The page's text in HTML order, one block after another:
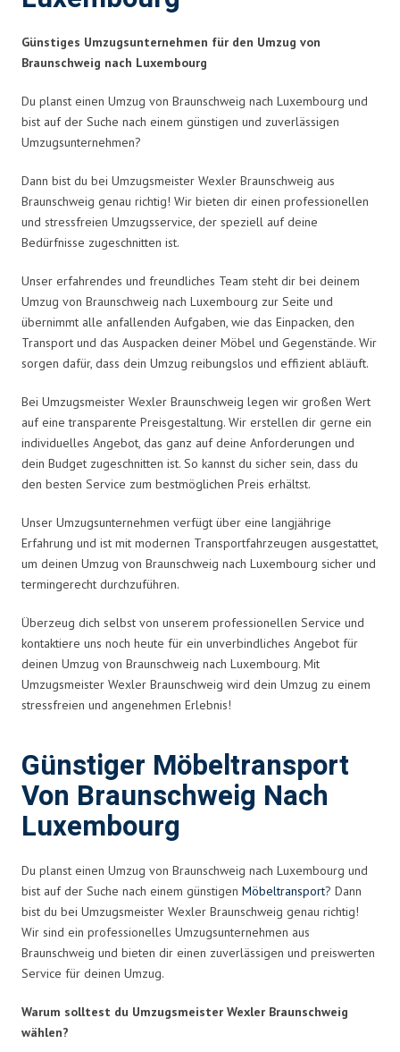
Günstiges Umzugsunternehmen für den Umzug von
Braunschweig nach Luxembourg
Du planst einen Umzug von Braunschweig nach Luxembourg und
bist auf der Suche nach einem günstigen und zuverlässigen
Umzugsunternehmen?
Dann bist du bei Umzugsmeister Wexler Braunschweig aus
Braunschweig genau richtig! Wir bieten dir einen professionellen
und stressfreien Umzugsservice, der speziell auf deine
Bedürfnisse zugeschnitten ist.
Unser erfahrendes und freundliches Team steht dir bei deinem
Umzug von Braunschweig nach Luxembourg zur Seite und
übernimmt alle anfallenden Aufgaben, wie das Einpacken, den
Transport und das Auspacken deiner Möbel und Gegenstände. Wir
sorgen dafür, dass dein Umzug reibungslos und effizient abläuft.
Bei Umzugsmeister Wexler Braunschweig legen wir großen Wert
auf eine transparente Preisgestaltung. Wir erstellen dir gerne ein
individuelles Angebot, das ganz auf deine Anforderungen und
dein Budget zugeschnitten ist. So kannst du sicher sein, dass du
den besten Service zum bestmöglichen Preis erhältst.
Unser Umzugsunternehmen verfügt über eine langjährige
Erfahrung und ist mit modernen Transportfahrzeugen ausgestattet,
um deinen Umzug von Braunschweig nach Luxembourg sicher und
termingerecht durchzuführen.
Überzeug dich selbst von unserem professionellen Service und
kontaktiere uns noch heute für ein unverbindliches Angebot für
deinen Umzug von Braunschweig nach Luxembourg. Mit
Umzugsmeister Wexler Braunschweig wird dein Umzug zu einem
stressfreien und angenehmen Erlebnis!
Günstiger Möbeltransport
Von Braunschweig Nach
Luxembourg
Du planst einen Umzug von Braunschweig nach Luxembourg und
bist auf der Suche nach einem günstigen Möbeltransport? Dann
bist du bei Umzugsmeister Wexler Braunschweig genau richtig!
Wir sind ein professionelles Umzugsunternehmen aus
Braunschweig und bieten dir einen zuverlässigen und preiswerten
Service für deinen Umzug.
Warum solltest du Umzugsmeister Wexler Braunschweig
wählen?